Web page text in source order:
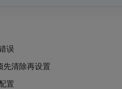
误
先清除再设置
置